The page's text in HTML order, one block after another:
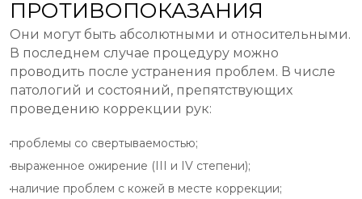
ПРОТИВОПОКАЗАНИЯ
Они могут быть абсолютными и относительными.
В последнем случае процедуру можно
проводить после устранения проблем. В числе
патологий и состояний, препятствующих
проведению коррекции рук:
проблемы со свертываемостью;
выраженное ожирение (III и IV степени);
наличие проблем с кожей в месте коррекции;